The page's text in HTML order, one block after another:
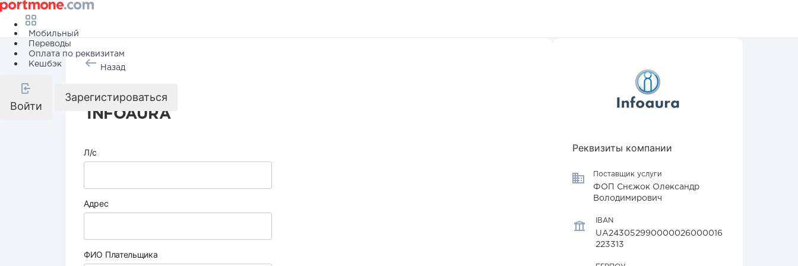
Мобильный
Переводы
Оплата по реквизитам
Кешбэк
Войти
Зарегистироваться
Назад
INFOAURA
Л/с
Адрес
ФИО Плательщика
Реквизиты компании
Поставщик услуги
ФОП Снєжок Олександр
Володимирович
IBAN
UA243052990000026000016
223313